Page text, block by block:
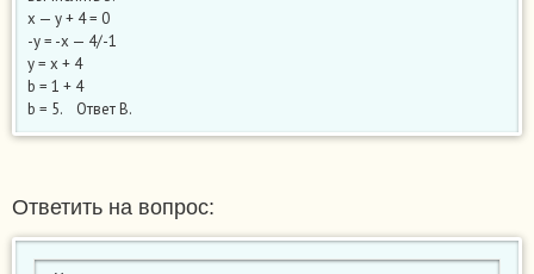
х — у + 4 = 0
-у = -х — 4/-1
у = х + 4
b = 1 + 4
b = 5. Ответ В.
Ответить на вопрос: